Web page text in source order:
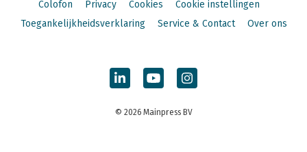
Colofon
Privacy Cookies
Cookie instellingen
Toegankelijkheidsverklaring
Service & Contact Over ons
© 2026 Mainpress BV